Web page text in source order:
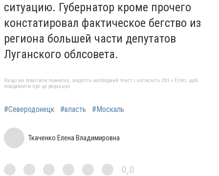
ситуацию. Губернатор кроме прочего
констатировал фактическое бегство из
региона большей части депутатов
Луганского облсовета.
Якщо ви помітили помилку, виділіть необхідний текст і натисніть Ctrl + Enter, щоб
повідомити про це редакцію
#Северодонецк #власть #Москаль
Ткаченко Елена Владимировна
0,0